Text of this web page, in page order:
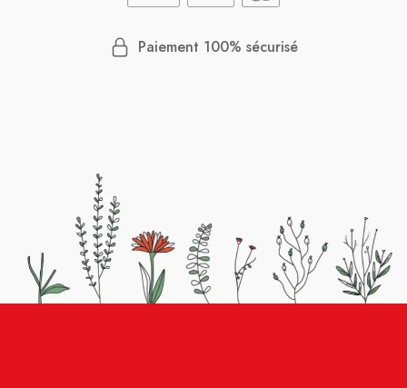
Paiement 100% sécurisé